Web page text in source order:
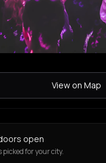
View on Map
open
picked for your city.